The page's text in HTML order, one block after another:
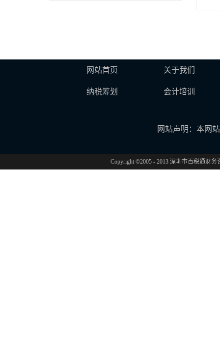
网站首页 关于我们
纳税筹划 会计培训
网站声明：本网
Copyright ©2005 - 2013 深圳市百税通财务